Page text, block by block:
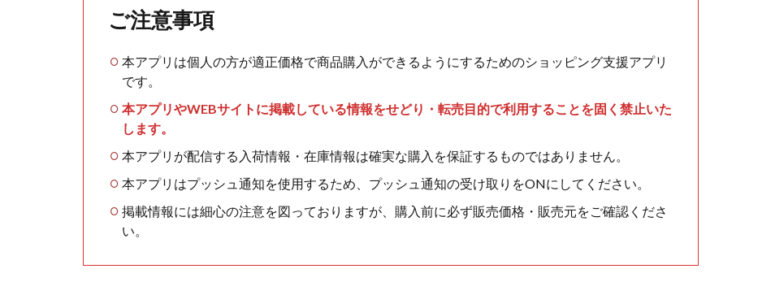
ご注意事項
本アプリは個人の方が適正価格で商品購入ができるようにするためのショッピング支援アプリ
です。
本アプリやWEBサイトに掲載している情報をせどり・転売目的で利用することを固く禁止いた
します。
本アプリが配信する入荷情報・在庫情報は確実な購入を保証するものではありません。
本アプリはプッシュ通知を使用するため、プッシュ通知の受け取りをONにしてください。
掲載情報には細心の注意を図っておりますが、購入前に必ず販売価格・販売元をご確認くださ
い。